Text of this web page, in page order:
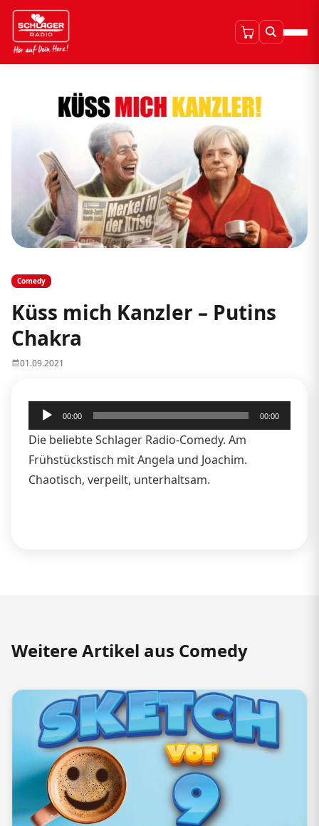
Comedy
Küss mich Kanzler – Putins
Chakra
01.09.2021
Audio-
Player
00:00 00:00
Die beliebte Schlager Radio-Comedy. Am
Frühstückstisch mit Angela und Joachim.
Chaotisch, verpeilt, unterhaltsam.
Weitere Artikel aus Comedy